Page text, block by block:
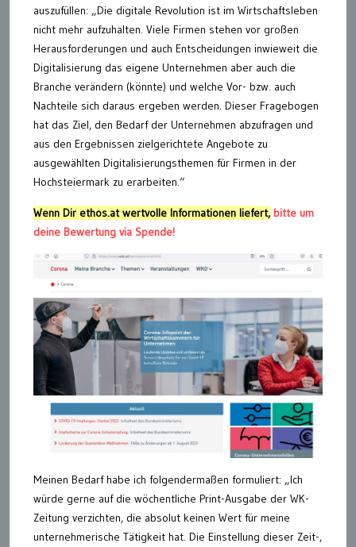
auszufüllen: „Die digitale Revolution ist im Wirtschaftsleben
nicht mehr aufzuhalten. Viele Firmen stehen vor großen
Herausforderungen und auch Entscheidungen inwieweit die
Digitalisierung das eigene Unternehmen aber auch die
Branche verändern (könnte) und welche Vor- bzw. auch
Nachteile sich daraus ergeben werden. Dieser Fragebogen
hat das Ziel, den Bedarf der Unternehmen abzufragen und
aus den Ergebnissen zielgerichtete Angebote zu
ausgewählten Digitalisierungsthemen für Firmen in der
Hochsteiermark zu erarbeiten.“
Wenn Dir ethos.at wertvolle Informationen liefert, bitte um
deine Bewertung via Spende!
Meinen Bedarf habe ich folgendermaßen formuliert: „Ich
würde gerne auf die wöchentliche Print-Ausgabe der WK-
Zeitung verzichten, die absolut keinen Wert für meine
unternehmerische Tätigkeit hat. Die Einstellung dieser Zeit-,